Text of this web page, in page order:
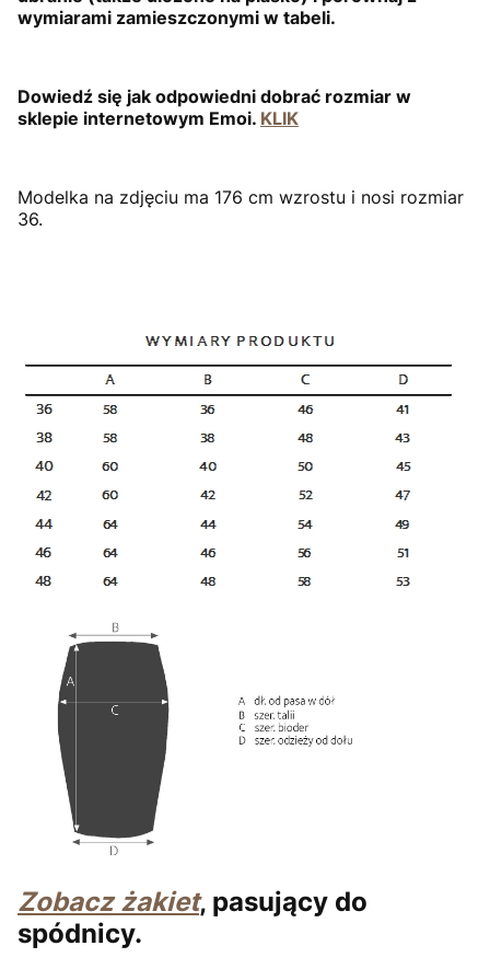
wymiarami zamieszczonymi w tabeli.
Dowiedź się jak odpowiedni dobrać rozmiar w
sklepie internetowym Emoi. KLIK
Modelka na zdjęciu ma 176 cm wzrostu i nosi rozmiar
36.
Zobacz żakiet, pasujący do
spódnicy.